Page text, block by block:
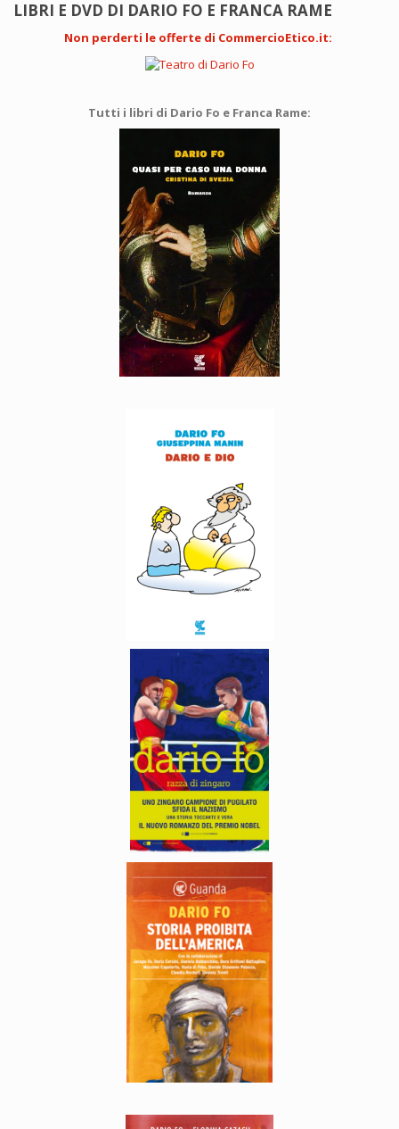
LIBRI E DVD DI DARIO FO E FRANCA RAME
Non perderti le offerte di CommercioEtico.it:
Tutti i libri di Dario Fo e Franca Rame: